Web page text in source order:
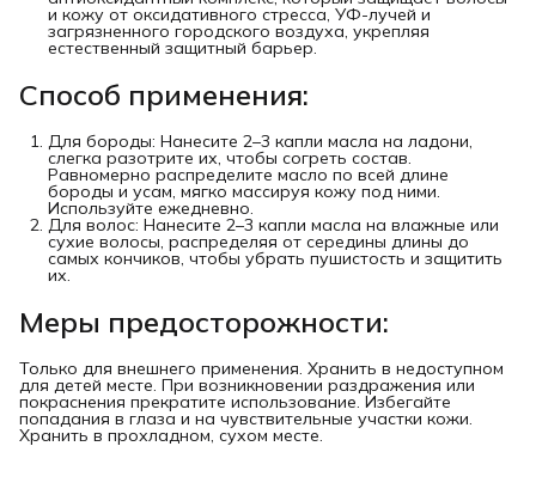
и кожу от оксидативного стресса, УФ-лучей и
загрязненного городского воздуха, укрепляя
естественный защитный барьер.
Способ применения:
Для бороды: Нанесите 2–3 капли масла на ладони,
слегка разотрите их, чтобы согреть состав.
Равномерно распределите масло по всей длине
бороды и усам, мягко массируя кожу под ними.
Используйте ежедневно.
Для волос: Нанесите 2–3 капли масла на влажные или
сухие волосы, распределяя от середины длины до
самых кончиков, чтобы убрать пушистость и защитить
их.
Меры предосторожности:
Только для внешнего применения. Хранить в недоступном
для детей месте. При возникновении раздражения или
покраснения прекратите использование. Избегайте
попадания в глаза и на чувствительные участки кожи.
Хранить в прохладном, сухом месте.